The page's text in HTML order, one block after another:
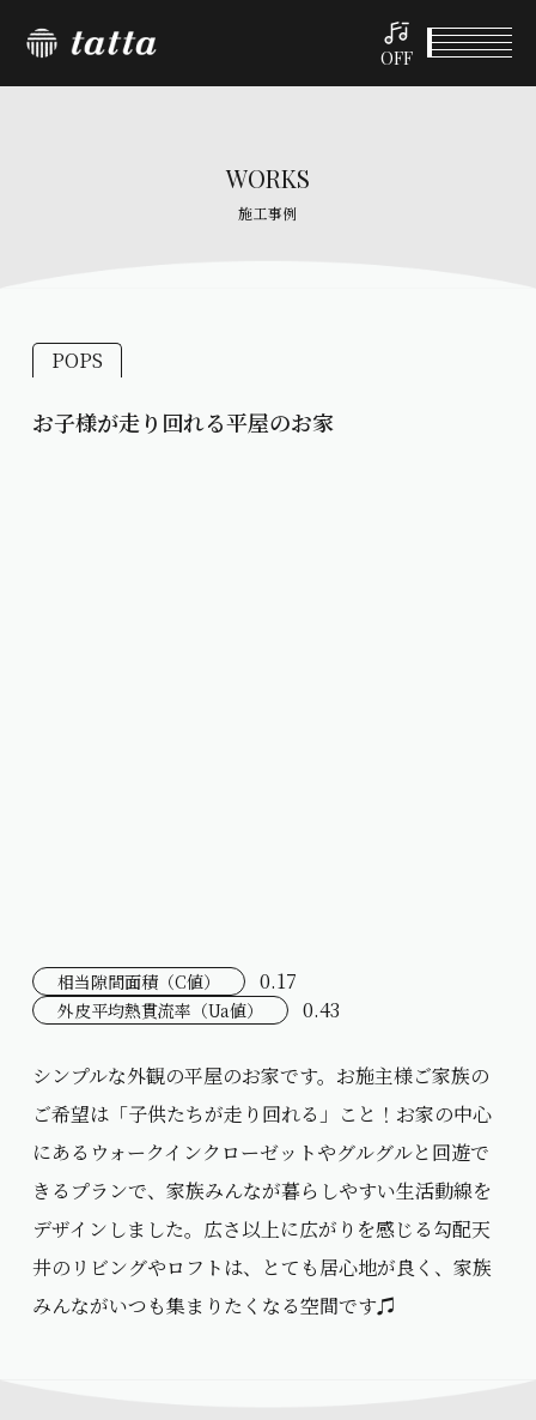
OFF
WORKS
施工事例
POPS
お子様が走り回れる平屋のお家
相当隙間面積（C値） 0.17
外皮平均熱貫流率（Ua値） 0.43
シンプルな外観の平屋のお家です。お施主様ご家族の
ご希望は「子供たちが走り回れる」こと！お家の中心
にあるウォークインクローゼットやグルグルと回遊で
きるプランで、家族みんなが暮らしやすい生活動線を
デザインしました。広さ以上に広がりを感じる勾配天
井のリビングやロフトは、とても居心地が良く、家族
みんながいつも集まりたくなる空間です♫